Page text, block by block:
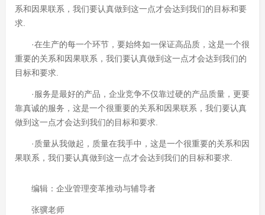
系和因果联系，我们要认真做到这一点才会达到我们的目标和要
求.
·在生产的每一个环节，要始终如一保证高品质，这是一个很
重要的关系和因果联系，我们要认真做到这一点才会达到我们的
目标和要求.
·服务是最好的产品，企业竞争不仅靠过硬的产品质量，更要
靠真诚的服务，这是一个很重要的关系和因果联系，我们要认真
做到这一点才会达到我们的目标和要求.
·质量从我做起，质量在我手中，这是一个很重要的关系和因
果联系，我们要认真做到这一点才会达到我们的目标和要求.
编辑：企业管理变革推动与辅导者
张骥老师